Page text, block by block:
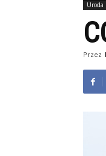
Uroda
Przez